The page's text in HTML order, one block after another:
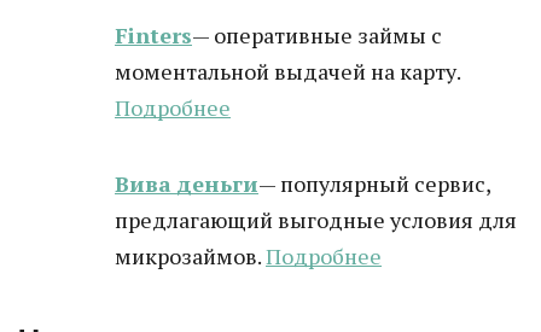
Finters— оперативные займы с
моментальной выдачей на карту.
Подробнее
Вива деньги— популярный сервис,
предлагающий выгодные условия для
микрозаймов.Подробнее